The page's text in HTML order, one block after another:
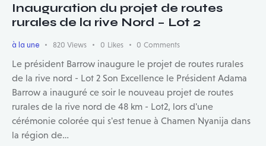
Inauguration du projet de routes
rurales de la rive Nord – Lot 2
à la une 820 Views 0 Likes 0 Comments
Le président Barrow inaugure le projet de routes rurales
de la rive nord - Lot 2 Son Excellence le Président Adama
Barrow a inauguré ce soir le nouveau projet de routes
rurales de la rive nord de 48 km - Lot2, lors d'une
cérémonie colorée qui s'est tenue à Chamen Nyanija dans
la région de…